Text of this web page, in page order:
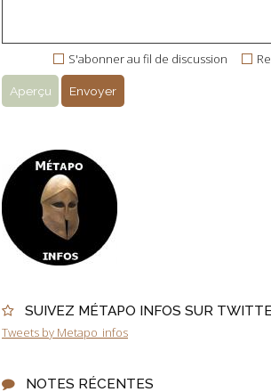
SUIVEZ MÉTAPO INFOS SUR
Tweets by Metapo_infos
NOTES RÉCENTES
S'abonner au fil de discussion